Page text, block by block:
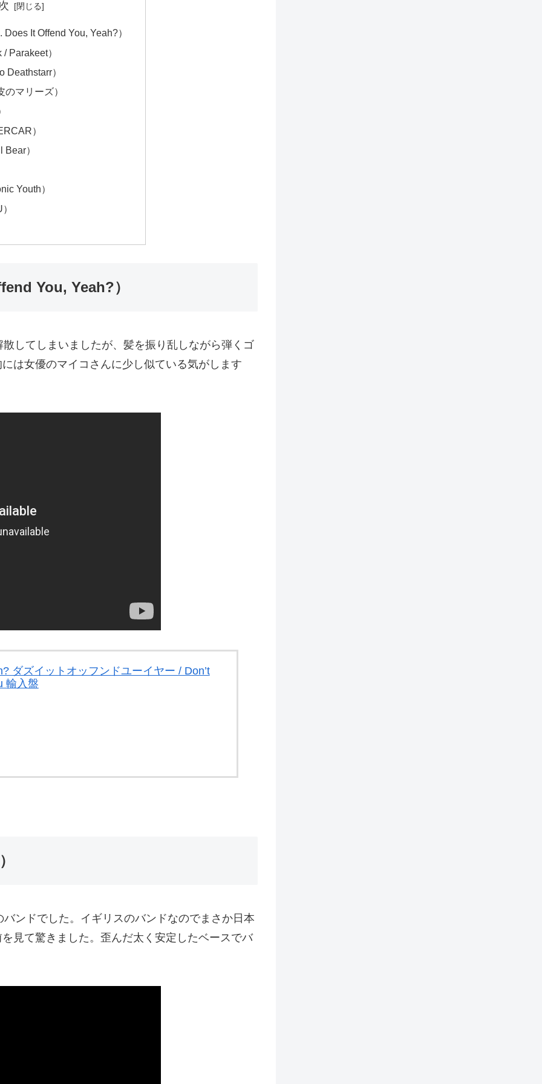
It Offend You, Yeah?）
Parakeet）
Deathstarr）
マリーズ）
）
）
Youth）
You, Yeah?）
してしまいましたが、髪を振り乱しながら弾くゴ
は女優のマイコさんに少し似ている気がします
ダズイットオッフンドユーイヤー / Don’t
輸入盤
ンドでした。イギリスのバンドなのでまさか日本
見て驚きました。歪んだ太く安定したベースでバ